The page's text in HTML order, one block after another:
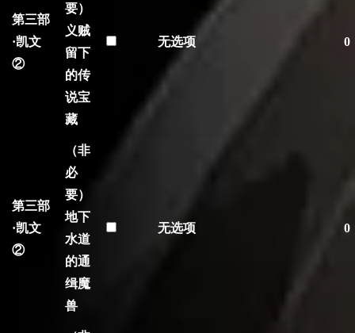
第三部
·凯文
②
要）
义贼
留下
的传
说宝
藏
无选项 0
第三部
·凯文
②
（非
必
要）
地下
水道
的通
缉魔
兽
无选项 0